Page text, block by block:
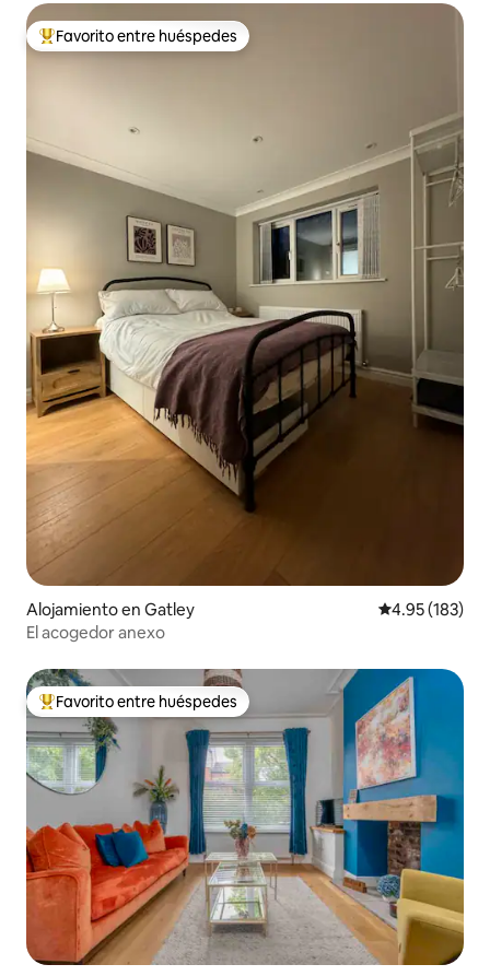
Favorito entre huéspedes preferido
Favorito entre huéspedes
Alojamiento en Gatley Calificación
4.95 (183)
El acogedor anexo
Favorito entre huéspedes preferido
Favorito entre huéspedes